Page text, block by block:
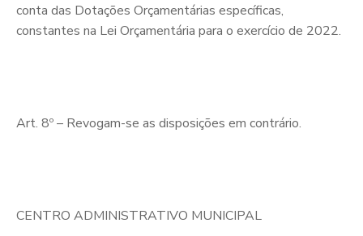
conta das Dotações Orçamentárias específicas,
constantes na Lei Orçamentária para o exercício de 2022.
Art. 8º – Revogam-se as disposições em contrário.
CENTRO ADMINISTRATIVO MUNICIPAL